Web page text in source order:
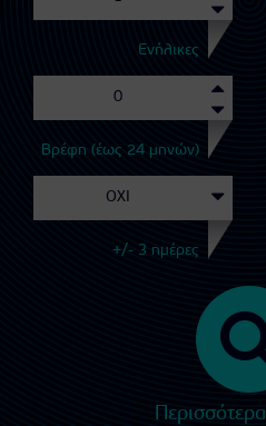
Ενήλικες
Βρέφη (έως 24 μηνών)
+/- 3 ημέρες